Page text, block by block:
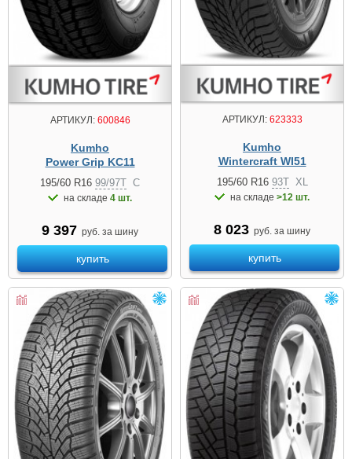
АРТИКУЛ:600846
Kumho
Power Grip KC11
195/60 R16 99/97T C
на складе 4 шт.
9 397 руб. за шину
купить
АРТИКУЛ:623333
Kumho
Wintercraft WI51
195/60 R16 93T XL
на складе >12 шт.
8 023 руб. за шину
купить